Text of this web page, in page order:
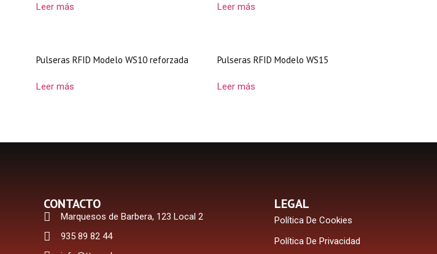
Leer más Leer más
Pulseras RFID Modelo WS10 reforzada
Leer más
Pulseras RFID Modelo WS15
Leer más
CONTACTO
Marquesos de Barbera, 123 Local 2
935 89 82 44
LEGAL
Política De Cookies
Política De Privacidad